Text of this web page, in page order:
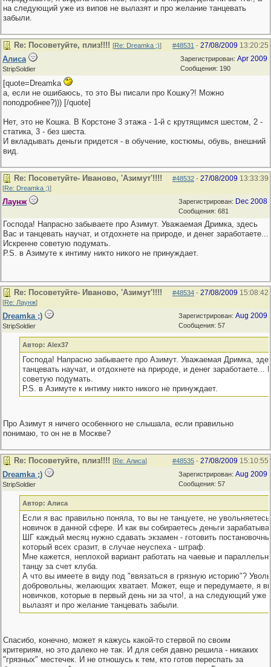
на следующий уже из випов не вылазят и про желание танцевать
забыли.
#48531 - 27/08/2009 13:20:25
Re: Посоветуйте, плиз!!!! [Re: Dreamka ;)]
Зарегистрирован: Apr 2009
Сообщения: 190
Алиса
StripSoldier
[quote=Dreamka
а, если не ошибаюсь, то это Вы писали про Кошку?! Можно
поподробнее?))) [/quote]
Нет, это не Кошка. В Корстоне 3 этажа - 1-й с крутящимся шестом, 2 -
статика, 3 - без шеста.
И вкладывать деньги придется - в обучение, костюмы, обувь, внешний
вид.
#48532 - 27/08/2009 13:33:39
Re: Посоветуйте- Иваново, 'Азимут'!!!!
[Re: Dreamka ;)]
Зарегистрирован: Dec 2008
Сообщения: 681
Лаунж
Господа! Напрасно забываете про Азимут. Уважаемая Дримка, здесь
Вас и танцевать научат, и отдохнете на природе, и денег заработаете...
Искренне советую подумать.
Р.S. в Азимуте к интиму никто никого не принуждает.
#48534 - 27/08/2009 15:08:42
Re: Посоветуйте- Иваново, 'Азимут'!!!!
[Re: Лаунж]
Зарегистрирован: Aug 2009
Сообщения: 57
Dreamka ;)
StripSoldier
Автор: Alex37
Господа! Напрасно забываете про Азимут. Уважаемая Дримка,
танцевать научат, и отдохнете на природе, и денег заработаете...
советую подумать.
Р.S. в Азимуте к интиму никто никого не принуждает.
Про Азимут я ничего особенного не слышала, если правильно
понимаю, то он не в Москве?
#48535 - 27/08/2009 15:10:55
Re: Посоветуйте, плиз!!!! [Re: Алиса]
Зарегистрирован: Aug 2009
Сообщения: 57
Dreamka ;)
StripSoldier
Автор: Алиса
Если я вас правильно поняла, то вы не танцуете, не
новичок в данной сфере. И как вы собираетесь деньги
ШГ каждый месяц нужно сдавать экзамен - готовить
который всех сразит, в случае неуспеха - штраф.
Мне кажется, неплохой вариант работать на чаевые и
танцу за счет клуба.
А что вы имеете в виду под "ввязаться в грязную историю"?
добровольны, желающих хватает. Может, еще и передумаете, я
новичков, которые в первый день ни за что!, а на следующий уже
вылазят и про желание танцевать забыли.
Спасибо, конечно, может я кажусь какой-то стервой по своим
критериям, но это далеко не так. И для себя давно решила - никаких
"грязных" местечек. И не отношусь к тем, кто готов переспать за